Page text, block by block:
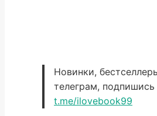
Новинки,
телеграм,
t.me/ilovebook99